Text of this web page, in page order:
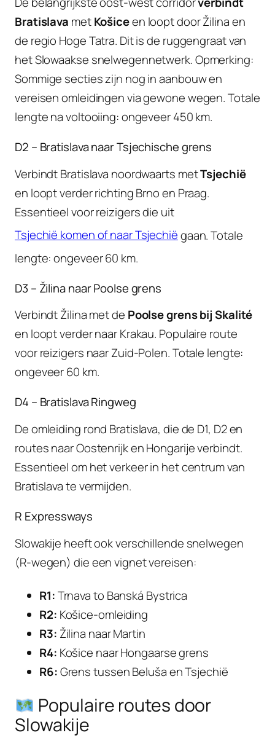
Bratislava metKošiceen loopt door Žilina en
de regio Hoge Tatra. Dit is de ruggengraat van
het Slowaakse snelwegennetwerk. Opmerking:
Sommige secties zijn nog in aanbouw en
vereisen omleidingen via gewone wegen. Totale
lengte na voltooiing: ongeveer 450 km.
D2 – Bratislava naar Tsjechische grens
Verbindt Bratislava noordwaarts metTsjechië
en loopt verder richting Brno en Praag.
Essentieel voor reizigers die uit
Tsjechië komen of naar Tsjechiëgaan. Totale
lengte: ongeveer 60 km.
D3 – Žilina naar Poolse grens
Verbindt Žilina met de Poolse grens bij Skalité
en loopt verder naar Krakau. Populaire route
voor reizigers naar Zuid-Polen. Totale lengte:
ongeveer 60 km.
D4 – Bratislava Ringweg
De omleiding rond Bratislava, die de D1, D2 en
routes naar Oostenrijk en Hongarije verbindt.
Essentieel om het verkeer in het centrum van
Bratislava te vermijden.
R Expressways
Slowakije heeft ook verschillende snelwegen
(R-wegen) die een vignet vereisen:
R1:Trnava to Banská Bystrica
R2: Košice-omleiding
R3: Žilina naar Martin
R4: Košice naar Hongaarse grens
R6:Grens tussen Beluša en Tsjechië
Populaire routes door
Slowakije